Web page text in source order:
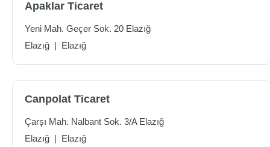
Apaklar Ticaret
Yeni Mah. Geçer Sok. 20 Elazığ
Elazığ | Elazığ
Canpolat Ticaret
Çarşı Mah. Nalbant Sok. 3/A Elazığ
Elazığ | Elazığ